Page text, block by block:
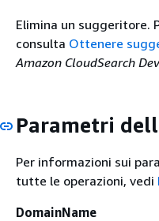
Elimina un suggeritore.
consulta Ottenere
Amazon CloudSearch
Parametri
Per informazioni sui
tutte le operazioni, vedi
DomainName